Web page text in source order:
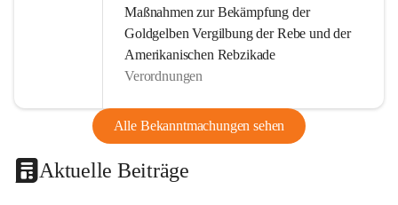
Maßnahmen zur Bekämpfung der
Goldgelben Vergilbung der Rebe und der
Amerikanischen Rebzikade
Verordnungen
Alle Bekanntmachungen sehen
Aktuelle Beiträge